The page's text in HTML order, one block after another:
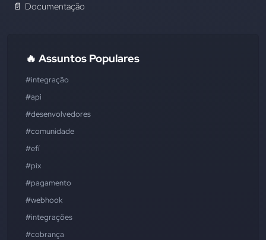
📄 Documentação
🔥 Assuntos Populares
#integração
#api
#desenvolvedores
#comunidade
#efí
#pix
#pagamento
#webhook
#integrações
#cobrança